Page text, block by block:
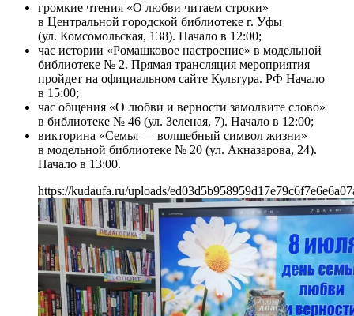
громкие чтения «О любви читаем строки»
в Центральной городской библиотеке г. Уфы
(ул. Комсомольская, 138). Начало в 12:00;
час истории «Ромашковое настроение» в модельной
библиотеке № 2. Прямая трансляция мероприятия
пройдет на официальном сайте Культура. РФ Начало
в 15:00;
час общения «О любви и верности замолвите слово»
в библиотеке № 46 (ул. Зеленая, 7). Начало в 12:00;
викторина «Семья — волшебный символ жизни»
в модельной библиотеке № 20 (ул. Акназарова, 24).
Начало в 13:00.
https://kudaufa.ru/uploads/